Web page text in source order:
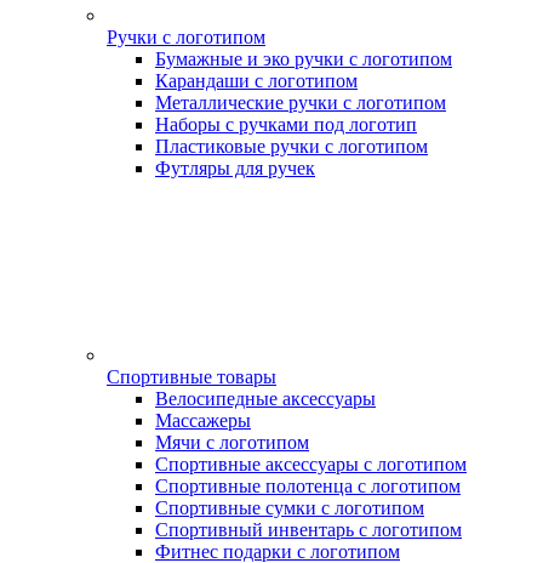
Ручки с логотипом
Бумажные и эко ручки с логотипом
Карандаши с логотипом
Металлические ручки с логотипом
Наборы с ручками под логотип
Пластиковые ручки с логотипом
Футляры для ручек
Спортивные товары
Велосипедные аксессуары
Массажеры
Мячи с логотипом
Спортивные аксессуары с логотипом
Спортивные полотенца с логотипом
Спортивные сумки с логотипом
Спортивный инвентарь с логотипом
Фитнес подарки с логотипом